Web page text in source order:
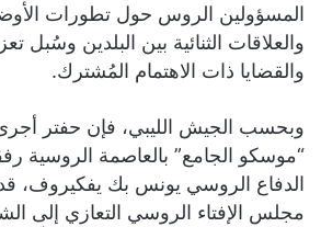
المسؤولين الروس حول تطورات
والعلاقات الثنائية بين البلدين وسُبل
والقضايا ذات الاهتمام المُشترك.
وبحسب الجيش الليبي، فإن حفتر
“موسكو الجامع” بالعاصمة الروسية
الدفاع الروسي يونس بك يفكيروف،
مجلس الإفتاء الروسي التعازي إلى